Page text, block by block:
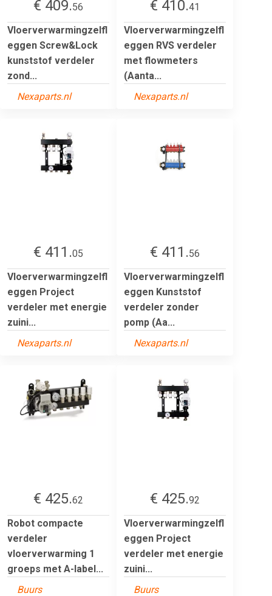
€ 409.56
Vloerverwarmingzelfl
eggen Screw&Lock
kunststof verdeler
zond...
Nexaparts.nl
€ 410.41
Vloerverwarmingzelfl
eggen RVS verdeler
met flowmeters
(Aanta...
Nexaparts.nl
€ 411.05
Vloerverwarmingzelfl
eggen Project
verdeler met energie
zuini...
Nexaparts.nl
€ 411.56
Vloerverwarmingzelfl
eggen Kunststof
verdeler zonder
pomp (Aa...
Nexaparts.nl
€ 425.62
Robot compacte
verdeler
vloerverwarming 1
groeps met A-label...
Buurs
€ 425.92
Vloerverwarmingzelfl
eggen Project
verdeler met energie
zuini...
Buurs